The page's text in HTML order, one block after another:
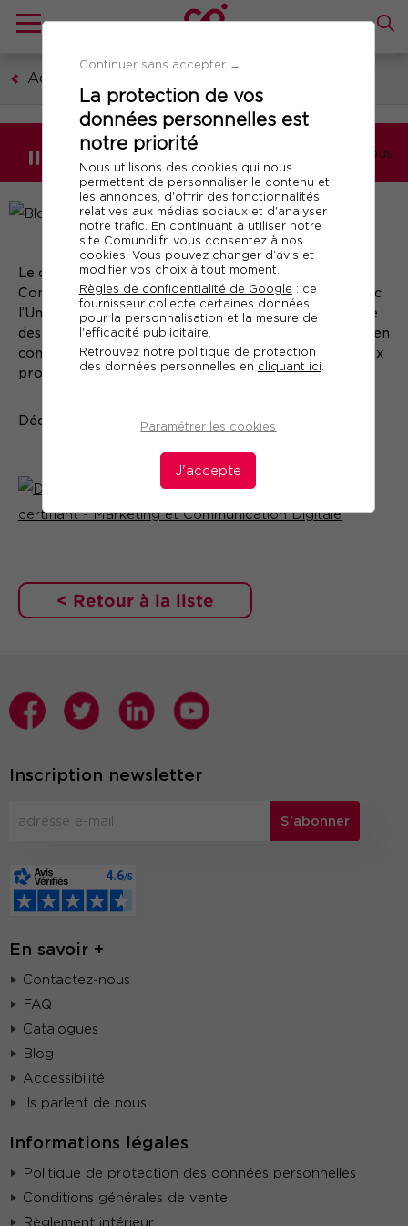
Continuer sans accepter →
La protection de vos
données personnelles est
notre priorité
Nous utilisons des cookies qui nous
permettent de personnaliser le contenu et
les annonces, d'offrir des fonctionnalités
relatives aux médias sociaux et d'analyser
notre trafic. En continuant à utiliser notre
site Comundi.fr, vous consentez à nos
cookies. Vous pouvez changer d’avis et
modifier vos choix à tout moment.
Règles de confidentialité de Google : ce
fournisseur collecte certaines données
pour la personnalisation et la mesure de
l'efficacité publicitaire.
Retrouvez notre politique de protection
des données personnelles en cliquant ici
Paramétrer les cookies
J'accepte
Accueil
Ils parlent de nous
Le cycle « Marketing et communication digitale » de
Comundi x Stratégies Formations, en partenariat avec
l’Université de Paris Dauphine offre une vision globale
des métiers et problématiques du digital, pour mieux en
comprendre les enjeux et les possibilités qu’il offre aux
professionnels du secteur.
Découvrir l'articleICI
< Retour à la liste
Inscription newsletter
S'abonner
En savoir +
Contactez-nous
FAQ
Catalogues
Blog
Accessibilité
Ils parlent de nous
Informations légales
Politique de protection des données personnelles
Conditions générales de vente
Règlement intérieur